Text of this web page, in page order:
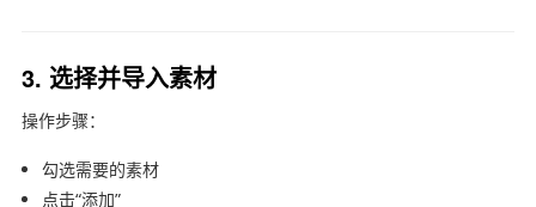
3. 选择并导入素材
操作步骤：
勾选需要的素材
点击“添加”